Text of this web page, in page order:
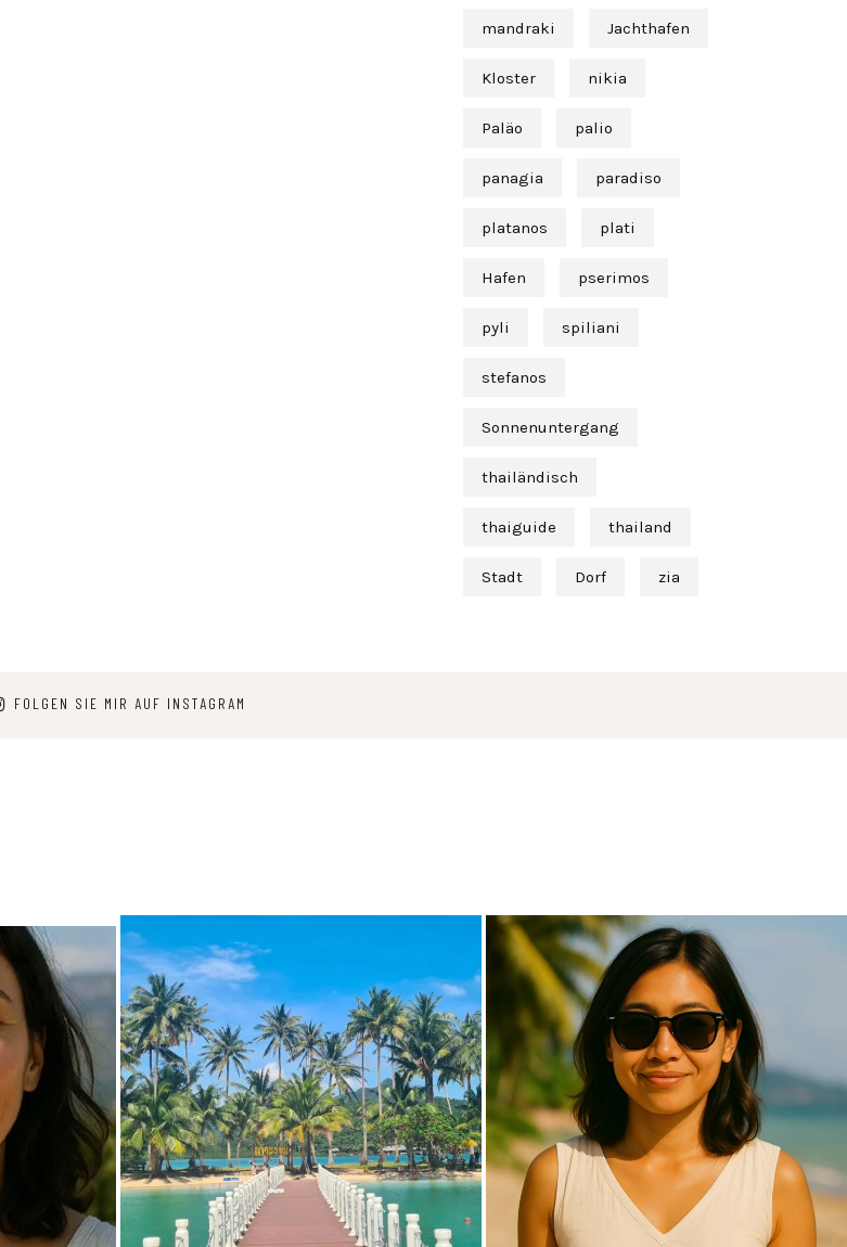
mandraki Jachthafen
Kloster nikia
Paläo palio
panagia paradiso
platanos plati
Hafen pserimos
pyli spiliani
stefanos
Sonnenuntergang
thailändisch
thaiguide thailand
Stadt Dorf zia
FOLGEN SIE MIR AUF INSTAGRAM
carpediem.travel.guide
Dez. 7
carpediem.travel.guide
18. November